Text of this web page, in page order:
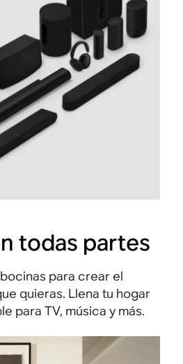
todas partes
para crear el
quieras. Llena tu hogar
para TV, música y más.